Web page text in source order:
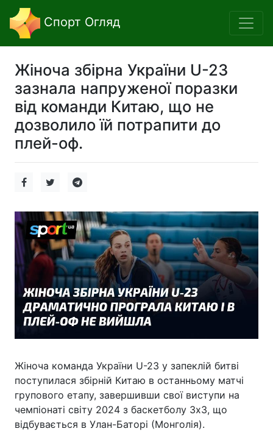
Спорт Огляд
Жіноча збірна України U-23
зазнала напруженої поразки
від команди Китаю, що не
дозволило їй потрапити до
плей-оф.
Жіноча команда України U-23 у запеклій битві
поступилася збірній Китаю в останньому матчі
групового етапу, завершивши свої виступи на
чемпіонаті світу 2024 з баскетболу 3х3, що
відбувається в Улан-Баторі (Монголія).